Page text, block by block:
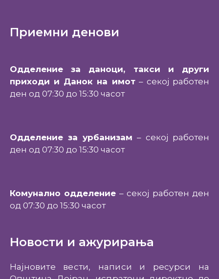
Приемни денови
Одделение за даноци, такси и други
приходи и Данок на имот– секој работен
ден од 07:30 до 15:30 часот
Одделение за урбанизам – секој работен
ден од 07:30 до 15:30 часот
Комунално одделение – секој работен ден
од 07:30 до 15:30 часот
Новости и ажурирања
Најновите вести, написи и ресурси на